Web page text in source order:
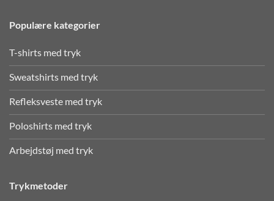
Populære kategorier
T-shirts med tryk
Sweatshirts med tryk
Refleksveste med tryk
Poloshirts med tryk
Arbejdstøj med tryk
Trykmetoder